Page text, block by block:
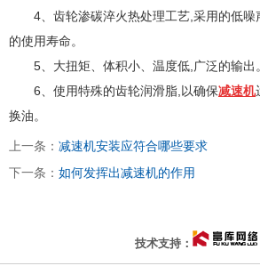
4、齿轮渗碳淬火热处理工艺,采用的低
的使用寿命。
5、 大扭矩、体积小、温度低,广泛的输出
6、 使用特殊的齿轮润滑脂,以确保减速机
换油。
上一条： 减速机安装应符合哪些要求
下一条： 如何发挥出减速机的作用
技术支持：